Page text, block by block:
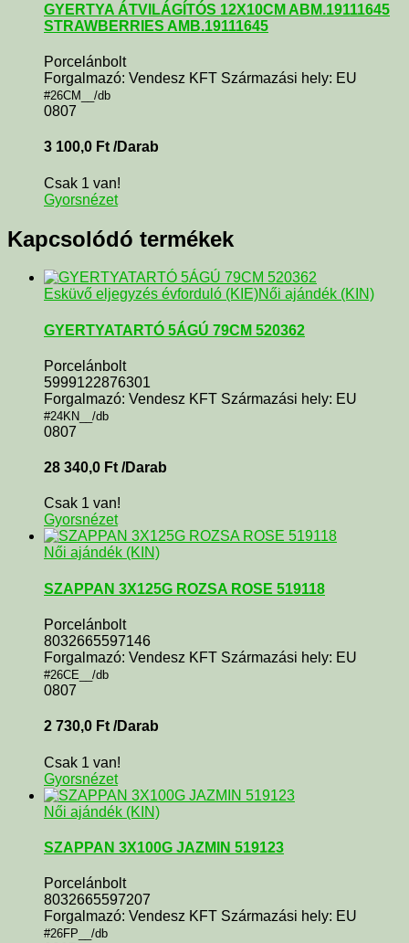
GYERTYA ÁTVILÁGÍTÓS 12X10CM ABM.19111645
STRAWBERRIES AMB.19111645
Porcelánbolt
Forgalmazó: Vendesz KFT Származási hely: EU
#26CM__/db
0807
3 100,0 Ft /Darab
Csak 1 van!
Gyorsnézet
Kapcsolódó termékek
Esküvő eljegyzés évforduló (KIE)Női ajándék (KIN)
GYERTYATARTÓ 5ÁGÚ 79CM 520362
Porcelánbolt
5999122876301
Forgalmazó: Vendesz KFT Származási hely: EU
#24KN__/db
0807
28 340,0 Ft /Darab
Csak 1 van!
Gyorsnézet
Női ajándék (KIN)
SZAPPAN 3X125G ROZSA ROSE 519118
Porcelánbolt
8032665597146
Forgalmazó: Vendesz KFT Származási hely: EU
#26CE__/db
0807
2 730,0 Ft /Darab
Csak 1 van!
Gyorsnézet
Női ajándék (KIN)
SZAPPAN 3X100G JAZMIN 519123
Porcelánbolt
8032665597207
Forgalmazó: Vendesz KFT Származási hely: EU
#26FP__/db